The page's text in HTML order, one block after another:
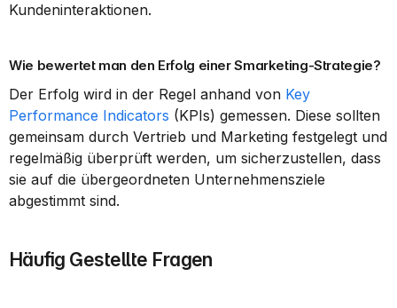
Kundeninteraktionen.
Wie bewertet man den Erfolg einer Smarketing-Strategie?
Der Erfolg wird in der Regel anhand von Key
Performance Indicators (KPIs) gemessen. Diese sollten
gemeinsam durch Vertrieb und Marketing festgelegt und
regelmäßig überprüft werden, um sicherzustellen, dass
sie auf die übergeordneten Unternehmensziele
abgestimmt sind.
Häufig Gestellte Fragen